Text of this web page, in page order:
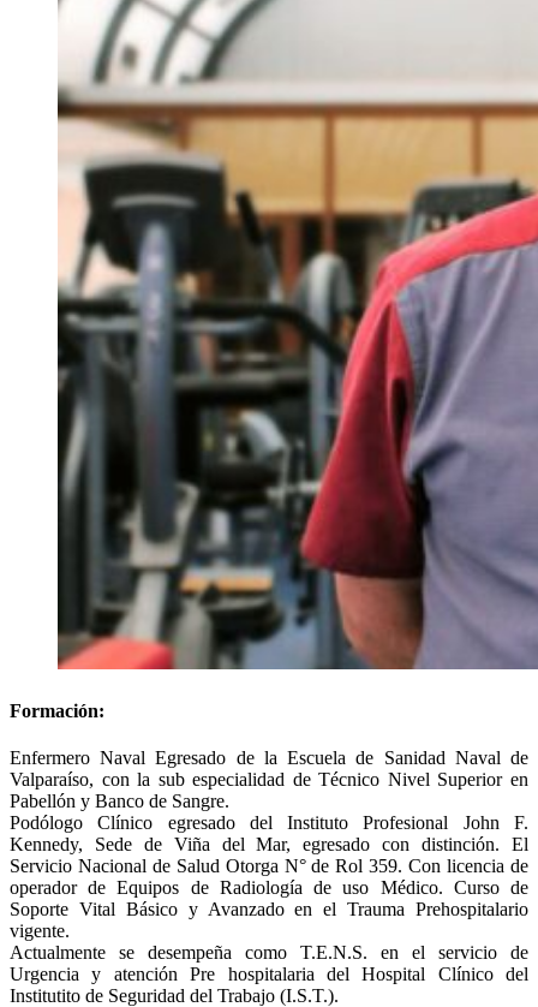
Formación:
Enfermero Naval Egresado de la Escuela de Sanidad Naval de
Valparaíso, con la sub especialidad de Técnico Nivel Superior en
Pabellón y Banco de Sangre.
Podólogo Clínico egresado del Instituto Profesional John F.
Kennedy, Sede de Viña del Mar, egresado con distinción. El
Servicio Nacional de Salud Otorga N° de Rol 359. Con licencia de
operador de Equipos de Radiología de uso Médico. Curso de
Soporte Vital Básico y Avanzado en el Trauma Prehospitalario
vigente.
Actualmente se desempeña como T.E.N.S. en el servicio de
Urgencia y atención Pre hospitalaria del Hospital Clínico del
Institutito de Seguridad del Trabajo (I.S.T.).